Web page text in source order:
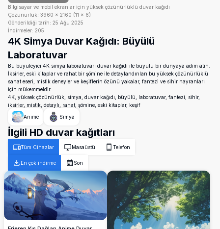
Bilgisayar ve mobil ekranlar için yüksek çözünürlüklü duvar kağıdı
Çözünürlük: 3960 × 2160 (11 × 6)
Gönderildiği tarih: 25 Ağu 2025
İndirmeler: 205
4K Simya Duvar Kağıdı: Büyülü
Laboratuvar
Bu büyüleyici 4K simya laboratuvarı duvar kağıdı ile büyülü bir dünyaya adım atın.
İksirler, eski kitaplar ve rahat bir şömine ile detaylandırılan bu yüksek çözünürlüklü
sanat eseri, mistik deneyler ve keşiflerin özünü yakalar, fantezi ve sihir hayranları
için mükemmeldir.
4K, yüksek çözünürlük, simya, duvar kağıdı, büyülü, laboratuvar, fantezi, sihir,
iksirler, mistik, detaylı, rahat, şömine, eski kitaplar, keşif
Anime
Simya
İlgili HD duvar kağıtları
Tüm Cihazlar Masaüstü Telefon
En çok indirme Son